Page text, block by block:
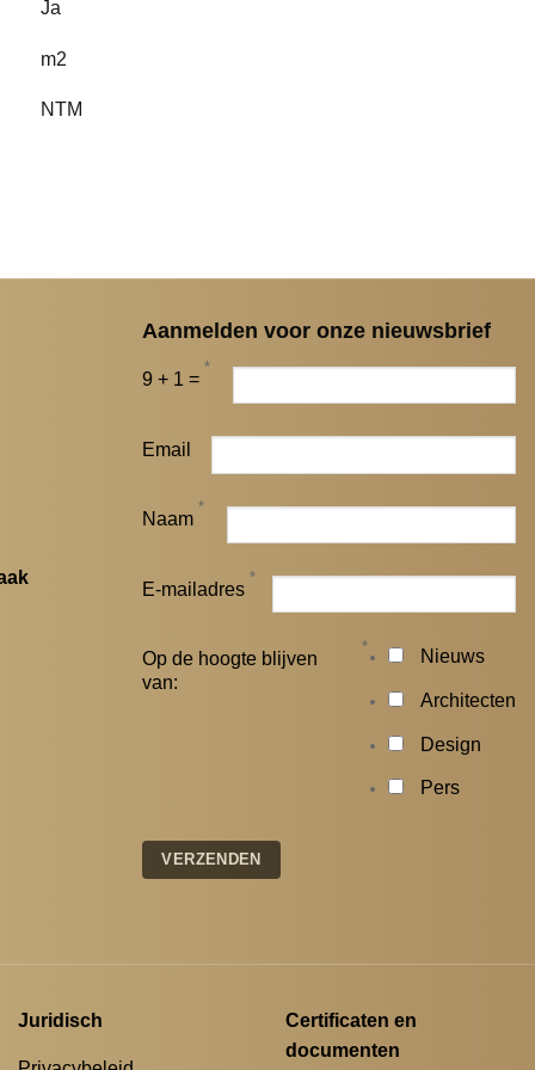
Ja
m2
NTM
Aanmelden voor onze nieuwsbrief
9 + 1 =
*
Email
Naam
*
E-mailadres
*
Op de hoogte blijven
van:
* Nieuws
Architecten
Design
Pers
Juridisch
Certificaten en
documenten